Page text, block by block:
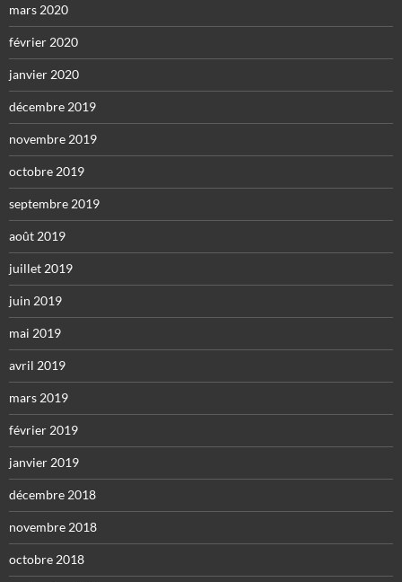
mars 2020
février 2020
janvier 2020
décembre 2019
novembre 2019
octobre 2019
septembre 2019
août 2019
juillet 2019
juin 2019
mai 2019
avril 2019
mars 2019
février 2019
janvier 2019
décembre 2018
novembre 2018
octobre 2018